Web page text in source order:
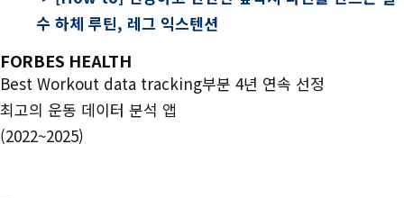
수 하체 루틴, 레그 익스텐션
FORBES HEALTH
Best Workout data tracking부분 4년 연속 선정
최고의 운동 데이터 분석 앱
(2022~2025)